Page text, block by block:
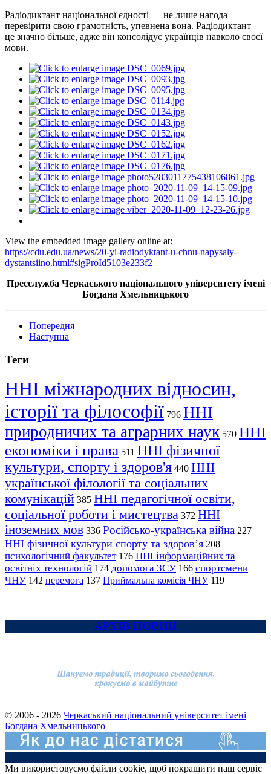
Радіодиктант національної єдності — не лише нагода
перевірити свою грамотність, упевнена вона. Радіодиктант —
це значно більше, адже він консолідує українців навколо своєї
мови.
View the embedded image gallery online at:
https://cdu.edu.ua/news/20-yi-radiodyktant-u-chnu-napysaly-
dystantsiino.html#sigProId5103e233f2
Пресслужба Черкаського національного університету імені
Богдана Хмельницького
Попередня
Наступна
Теги
ННІ міжнародних відносин,
історії та філософії 796 ННІ
природничих та аграрних наук 570 ННІ
економіки і права 511 ННІ фізичної
культури, спорту і здоров'я 440 ННІ
української філології та соціальних
комунікацій 385 ННІ педагогічної освіти,
соціальної роботи і мистецтва 372 ННІ
іноземних мов 336 Російсько-українська війна 227
ННІ фізичної культури спорту та здоров’я 208
психологічний факультет 176 ННІ інформаційних та
освітніх технологій 174 допомога ЗСУ 166 спортсмени
ЧНУ 142 перемога 137 Приймальна комісія ЧНУ 119
АРХІВ НОВИН
© 2006 - 2026 Черкаський національний університет імені
Богдана Хмельницького
Ми використовуємо файли cookie, щоб покращити наш сервіс